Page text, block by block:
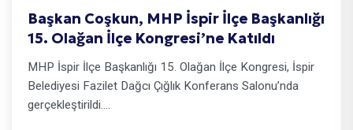
Başkan Coşkun, MHP İspir İlçe Başkanlığı
15. Olağan İlçe Kongresi’ne Katıldı
MHP İspir İlçe Başkanlığı 15. Olağan İlçe Kongresi, İspir
Belediyesi Fazilet Dağcı Çığlık Konferans Salonu’nda
gerçekleştirildi....